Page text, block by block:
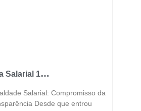
Salarial 1º
Salarial: Compromisso da
Desde que entrou